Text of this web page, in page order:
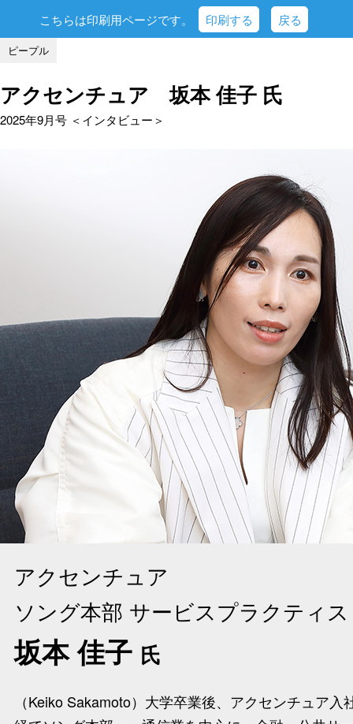
こちらは印刷用ページです。 印刷する 戻る
ピープル
アクセンチュア 坂本 佳子 氏
2025年9月号 ＜インタビュー＞
アクセンチュア
ソング本部 サービスプラクティ
坂本 佳子 氏
（Keiko Sakamoto）大学卒業後、アクセンチュア